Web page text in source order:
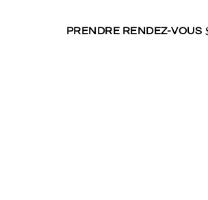
PRENDRE RENDEZ-VOUS